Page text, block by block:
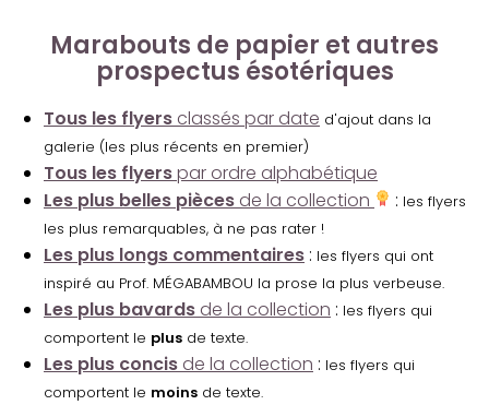
Marabouts de papier et autres
prospectus ésotériques
Tous les flyers classés par date d'ajout dans la
galerie (les plus récents en premier)
Tous les flyerspar ordre alphabétique
Les plus belles pièces de la collection : les flyers
les plus remarquables, à ne pas rater !
Les plus longs commentaires : les flyers qui ont
inspiré au Prof. MÉGABAMBOU la prose la plus verbeuse.
Les plus bavards de la collection : les flyers qui
comportent le plus de texte.
Les plus concis de la collection : les flyers qui
comportent le moins de texte.